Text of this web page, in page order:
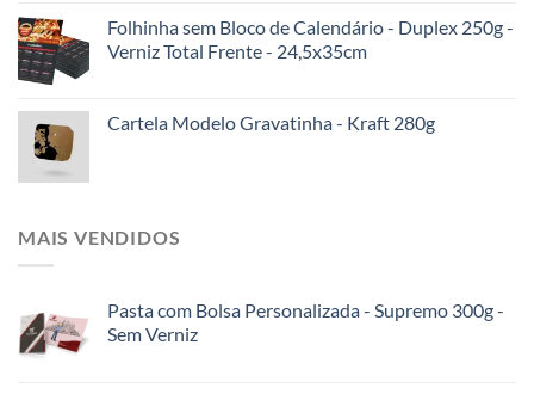
Folhinha sem Bloco de Calendário - Duplex 250g -
Verniz Total Frente - 24,5x35cm
Cartela Modelo Gravatinha - Kraft 280g
MAIS VENDIDOS
Pasta com Bolsa Personalizada - Supremo 300g -
Sem Verniz